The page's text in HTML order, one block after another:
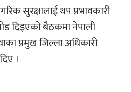
सुरक्षालाई थप प्रभावकारी
दिइएको बैठकमा नेपाली
प्रमुख जिल्ला अधिकारी
।